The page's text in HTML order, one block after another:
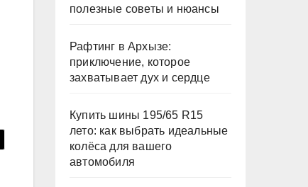
полезные советы и нюансы
Рафтинг в Архызе:
приключение, которое
захватывает дух и сердце
Купить шины 195/65 R15
лето: как выбрать идеальные
колёса для вашего
автомобиля